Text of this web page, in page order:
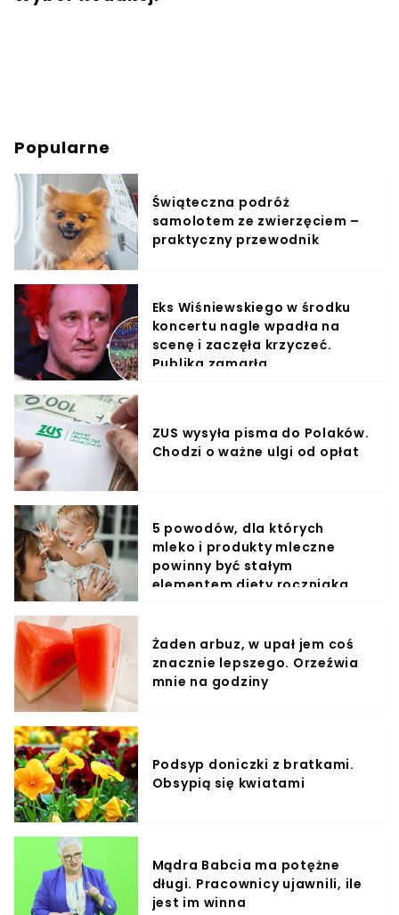
Popularne
Świąteczna podróż
samolotem ze zwierzęciem –
praktyczny przewodnik
Eks Wiśniewskiego w środku
koncertu nagle wpadła na
scenę i zaczęła krzyczeć.
Publika zamarła
ZUS wysyła pisma do Polaków.
Chodzi o ważne ulgi od opłat
5 powodów, dla których
mleko i produkty mleczne
powinny być stałym
elementem diety roczniaka
Żaden arbuz, w upał jem coś
znacznie lepszego. Orzeźwia
mnie na godziny
Podsyp doniczki z bratkami.
Obsypią się kwiatami
Mądra Babcia ma potężne
długi. Pracownicy ujawnili, ile
jest im winna